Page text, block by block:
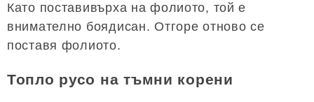
Като поставивърха на фолиото, той е
внимателно боядисан. Отгоре отново се
поставя фолиото.
Топло русо на тъмни корени